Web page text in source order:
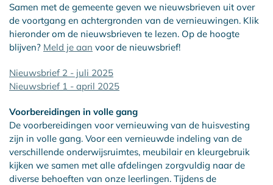
Samen met de gemeente geven we nieuwsbrieven uit over
de voortgang en achtergronden van de vernieuwingen. Klik
hieronder om de nieuwsbrieven te lezen. Op de hoogte
blijven? Meld je aan voor de nieuwsbrief!
Nieuwsbrief 2 - juli 2025
Nieuwsbrief 1 - april 2025
Voorbereidingen in volle gang
De voorbereidingen voor vernieuwing van de huisvesting
zijn in volle gang. Voor een vernieuwde indeling van de
verschillende onderwijsruimtes, meubilair en kleurgebruik
kijken we samen met alle afdelingen zorgvuldig naar de
diverse behoeften van onze leerlingen. Tijdens de